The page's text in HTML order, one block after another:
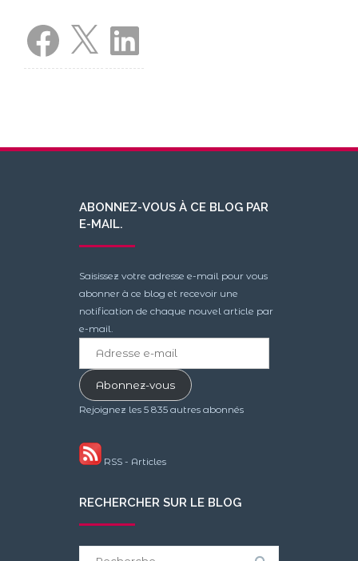
Facebook LinkedIn
ABONNEZ-VOUS À CE BLOG PAR
E-MAIL.
Saisissez votre adresse e-mail pour vous
abonner à ce blog et recevoir une
notification de chaque nouvel article par
e-mail.
mailAbonnez-vous
Rejoignez les 5 835 autres abonnés
RSS - Articles
RECHERCHER SUR LE BLOG